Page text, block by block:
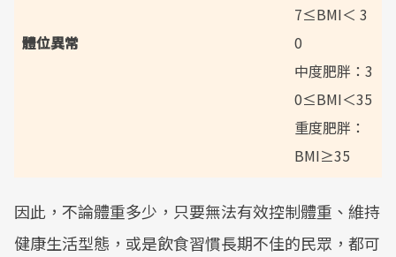
體位異常
7≤BMI＜ 3
0
中度肥胖：3
0≤BMI＜35
重度肥胖：
BMI≥35
因此，不論體重多少，只要無法有效控制體重、維持
健康生活型態，或是飲食習慣長期不佳的民眾，都可